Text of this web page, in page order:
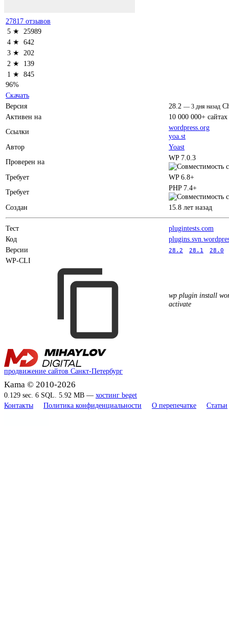
27817 отзывов
5 ★
25989
4 ★ 642
3 ★
202
2 ★
139
1 ★ 845
96%
Скачать
Версия
28.2 — 3 дня назад
Активен на
10 000 000+ сайтах
Ссылки
wordpress.org
yoa.st
Автор
Yoast
Проверен на
WP 7.0.3
Требует
WP 6.8+
Требует
PHP 7.4+
Создан 15.8 лет назад
Тест
plugintests.com
Код
Версии
28.2 28.1 28.0
WP-CLI
wp plugin install
activate
продвижение сайтов Санкт-Петербург
Kama © 2010-2026
0.129 sec. 6 SQL. 5.92 MB — хостинг beget
Контакты
Политика конфиденциальности О перепечатке Статьи